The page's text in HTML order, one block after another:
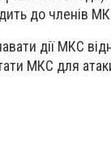
до членів
дії МКС
МКС для